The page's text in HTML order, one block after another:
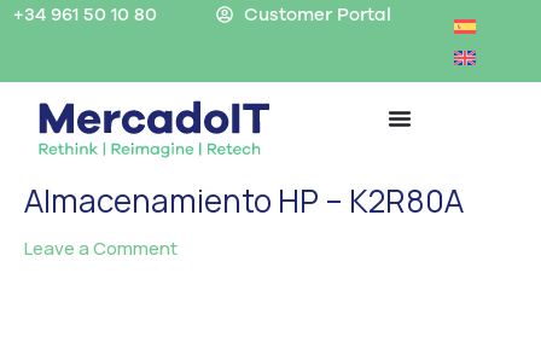
Skip+34 961 50 10 80 Customer Portal
Almacenamiento HP – K2R80A
Leave a Comment